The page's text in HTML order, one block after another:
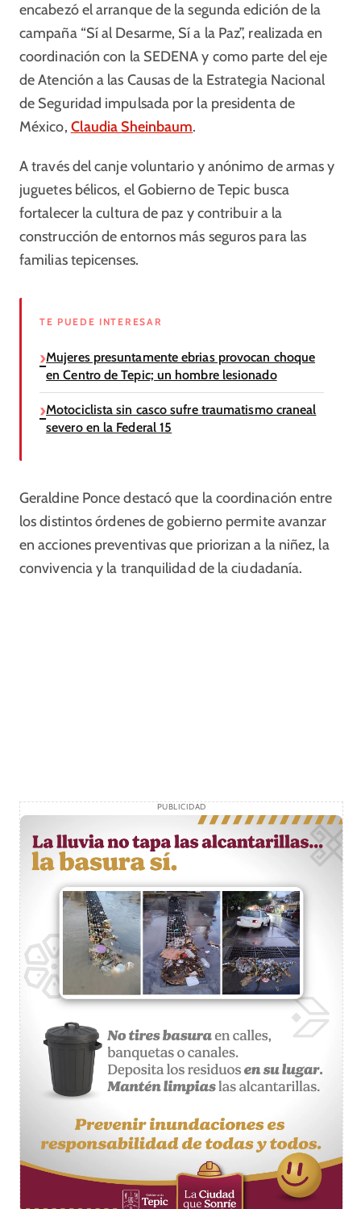
encabezó el arranque de la segunda edición de la
campaña “Sí al Desarme, Sí a la Paz”, realizada en
coordinación con la SEDENA y como parte del eje
de Atención a las Causas de la Estrategia Nacional
de Seguridad impulsada por la presidenta de
México, Claudia Sheinbaum.
A través del canje voluntario y anónimo de armas y
juguetes bélicos, el Gobierno de Tepic busca
fortalecer la cultura de paz y contribuir a la
construcción de entornos más seguros para las
familias tepicenses.
TE PUEDE INTERESAR
Mujeres presuntamente ebrias provocan choque
en Centro de Tepic; un hombre lesionado
Motociclista sin casco sufre traumatismo craneal
severo en la Federal 15
Geraldine Ponce destacó que la coordinación entre
los distintos órdenes de gobierno permite avanzar
en acciones preventivas que priorizan a la niñez, la
convivencia y la tranquilidad de la ciudadanía.
PUBLICIDAD